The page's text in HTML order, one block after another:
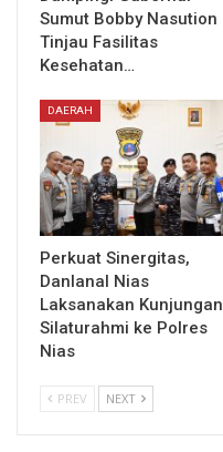
Sumut Bobby Nasution
Tinjau Fasilitas
Kesehatan…
DAERAH
Perkuat Sinergitas,
Danlanal Nias
Laksanakan Kunjungan
Silaturahmi ke Polres
Nias
PREV NEXT